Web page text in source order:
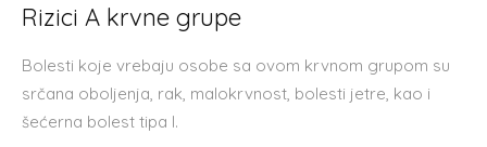
Rizici A krvne grupe
Bolesti koje vrebaju osobe sa ovom krvnom grupom su
srčana oboljenja, rak, malokrvnost, bolesti jetre, kao i
šećerna bolest tipa I.